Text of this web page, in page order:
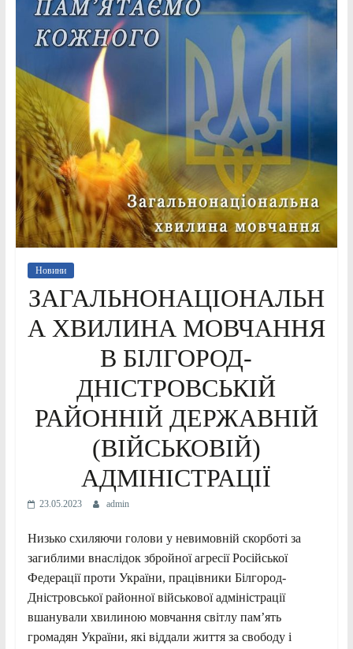
Новини
ЗАГАЛЬНОНАЦІОНАЛЬН
А ХВИЛИНА МОВЧАННЯ
В БІЛГОРОД-
ДНІСТРОВСЬКІЙ
РАЙОННІЙ ДЕРЖАВНІЙ
(ВІЙСЬКОВІЙ)
АДМІНІСТРАЦІЇ
23.05.2023 admin
Низько схиляючи голови у невимовній скорботі за
загиблими внаслідок збройної агресії Російської
Федерації проти України, працівники Білгород-
Дністровської районної військової адміністрації
вшанували хвилиною мовчання світлу пам’ять
громадян України, які віддали життя за свободу і